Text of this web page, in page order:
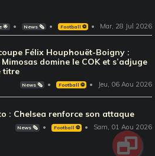
🌟 News 🗞️ Football ⚽️ Mar, 28 Jul 2026
Félix Houphouët-Boigny :
Mimosas domine le COK et s’adjuge
titre
News 🗞️ Football ⚽️ Jeu, 06 Aou 2026
: Chelsea renforce son attaque
News 🗞️ Football ⚽️ Sam, 01 Aou 2026